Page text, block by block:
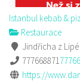
Istanbul kebab &
Restaurace
Jindřicha z Lipé
777668871
https://